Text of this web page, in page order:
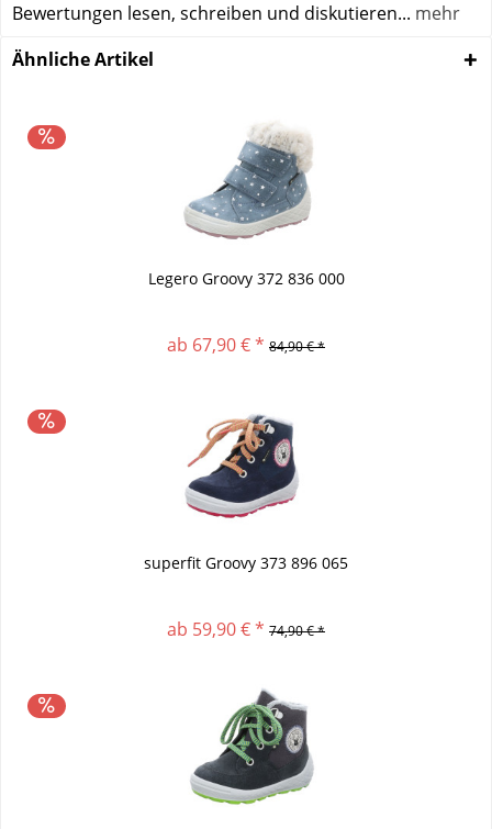
Bewertungen lesen, schreiben und diskutieren... mehr
Ähnliche Artikel
Legero Groovy 372 836 000
ab 67,90 € * 84,90 € *
superfit Groovy 373 896 065
ab 59,90 € * 74,90 € *